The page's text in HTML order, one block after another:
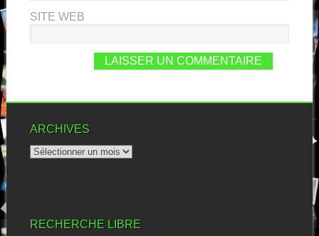
SITE WEB
ARCHIVES
RECHERCHE LIBRE